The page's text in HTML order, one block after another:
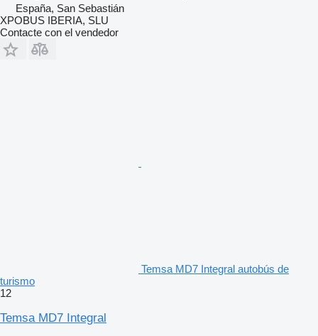
España, San Sebastián
XPOBUS IBERIA, SLU
Contacte con el vendedor
Temsa MD7 Integral autobús de
turismo
12
Temsa MD7 Integral